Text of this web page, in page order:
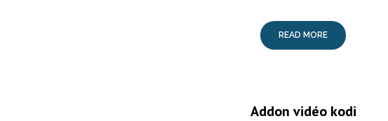
READ MORE
Addon vidéo kodi